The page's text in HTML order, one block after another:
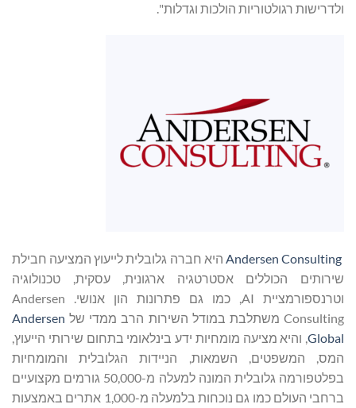
ולדרישות רגולטוריות הולכות וגדלות".
Andersen Consulting
היא חברה גלובלית לייעוץ המציעה חבילת
שירותים הכוללים אסטרטגיה ארגונית, עסקית, טכנולוגיה
וטרנספורמציית AI, כמו גם פתרונות הון אנושי. Andersen
Consulting משתלבת במודל השירות הרב ממדי של
Andersen
Global , והיא מציעה מומחיות ידע בינלאומי בתחום שירותי הייעוץ,
המס, המשפטים, השמאות, הניידות הגלובלית והמומחיות
בפלטפורמה גלובלית המונה למעלה מ-50,000 גורמים מקצועיים
ברחבי העולם כמו גם נוכחות בלמעלה מ-1,000 אתרים באמצעות